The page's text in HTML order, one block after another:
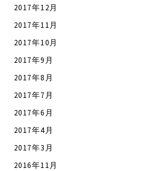
2017年12月
2017年11月
2017年10月
2017年9月
2017年8月
2017年7月
2017年6月
2017年4月
2017年3月
2016年11月